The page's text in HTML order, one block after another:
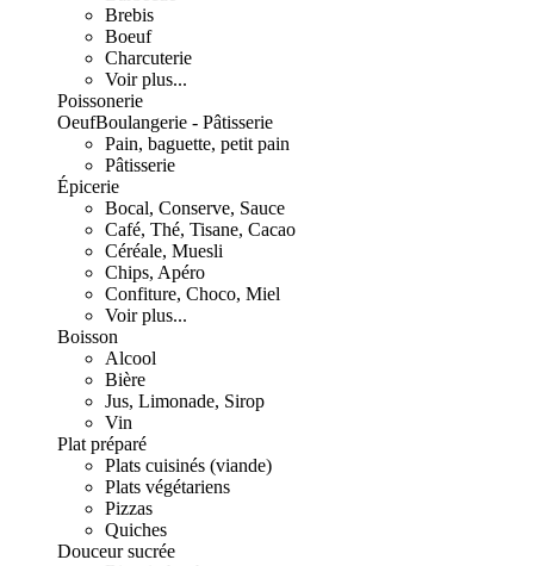
Brebis
Boeuf
Charcuterie
Voir plus...
Poissonerie
OeufBoulangerie - Pâtisserie
Pain, baguette, petit pain
Pâtisserie
Épicerie
Bocal, Conserve, Sauce
Café, Thé, Tisane, Cacao
Céréale, Muesli
Chips, Apéro
Confiture, Choco, Miel
Voir plus...
Boisson
Alcool
Bière
Jus, Limonade, Sirop
Vin
Plat préparé
Plats cuisinés (viande)
Plats végétariens
Pizzas
Quiches
Douceur sucrée